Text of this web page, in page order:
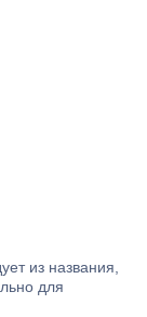
из названия,
для